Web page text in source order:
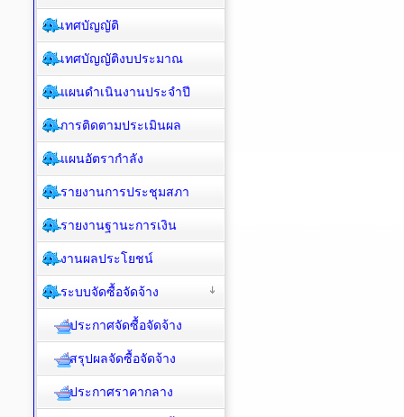
เทศบัญญัติ
เทศบัญญัติงบประมาณ
แผนดำเนินงานประจำปี
การติดตามประเมินผล
แผนอัตรากำลัง
รายงานการประชุมสภา
รายงานฐานะการเงิน
งานผลประโยชน์
ระบบจัดซื้อจัดจ้าง
ประกาศจัดซื้อจัดจ้าง
สรุปผลจัดซื้อจัดจ้าง
ประกาศราคากลาง